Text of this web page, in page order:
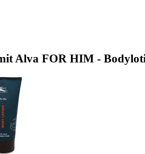
Alva FOR HIM -